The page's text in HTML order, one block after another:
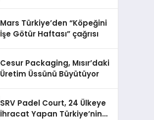
Mars Türkiye’den “Köpeğini
İşe Götür Haftası” çağrısı
Cesur Packaging, Mısır’daki
Üretim Üssünü Büyütüyor
SRV Padel Court, 24 Ülkeye
İhracat Yapan Türkiye’nin